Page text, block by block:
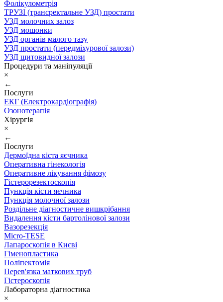
Фолікулометрія
ТРУЗІ (трансректальне УЗД) простати
УЗД молочних залоз
УЗД мошонки
УЗД органів малого тазу
УЗД простати (передміхурової залози)
УЗД щитовидної залози
Процедури та маніпуляції
×
←
Послуги
ЕКГ (Електрокардіографія)
Озонотерапія
Хірургія
×
←
Послуги
Дермоїдна кіста яєчника
Оперативна гінекологія
Оперативне лікування фімозу
Гістерорезектоскопія
Пункція кісти яєчника
Пункція молочної залози
Роздільне діагностичне вишкрібання
Видалення кісти бартолінової залози
Вазорезекція
Micro-TESE
Лапароскопія в Києві
Гіменопластика
Поліпектомія
Перев'язка маткових труб
Гістероскопія
Лабораторна діагностика
×